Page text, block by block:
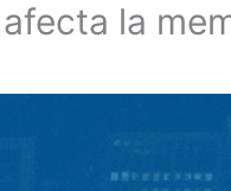
la